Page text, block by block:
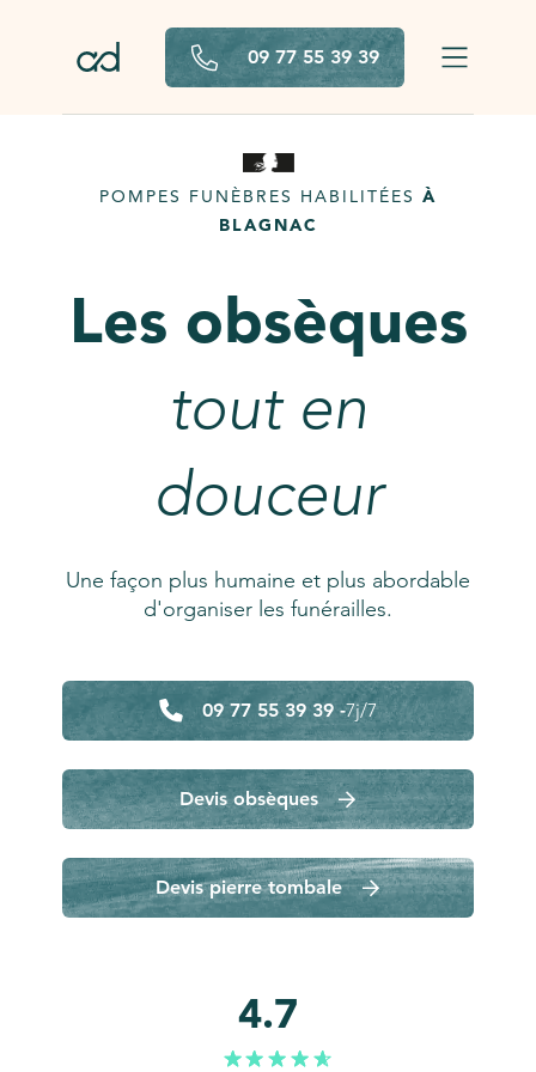
09 77 55 39 39
POMPES FUNÈBRES HABILITÉES À
BLAGNAC
Les obsèques
tout en
douceur
Une façon plus humaine et plus abordable
d'organiser les funérailles.
09 77 55 39 39 -7j/7
Devis obsèques
Devis pierre tombale
4.7